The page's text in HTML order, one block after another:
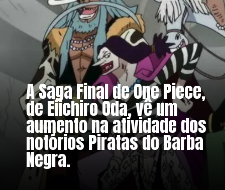
A Saga Final de One Piece,
de Eiichiro Oda, vê um
aumento na atividade dos
notórios Piratas do Barba
Negra.